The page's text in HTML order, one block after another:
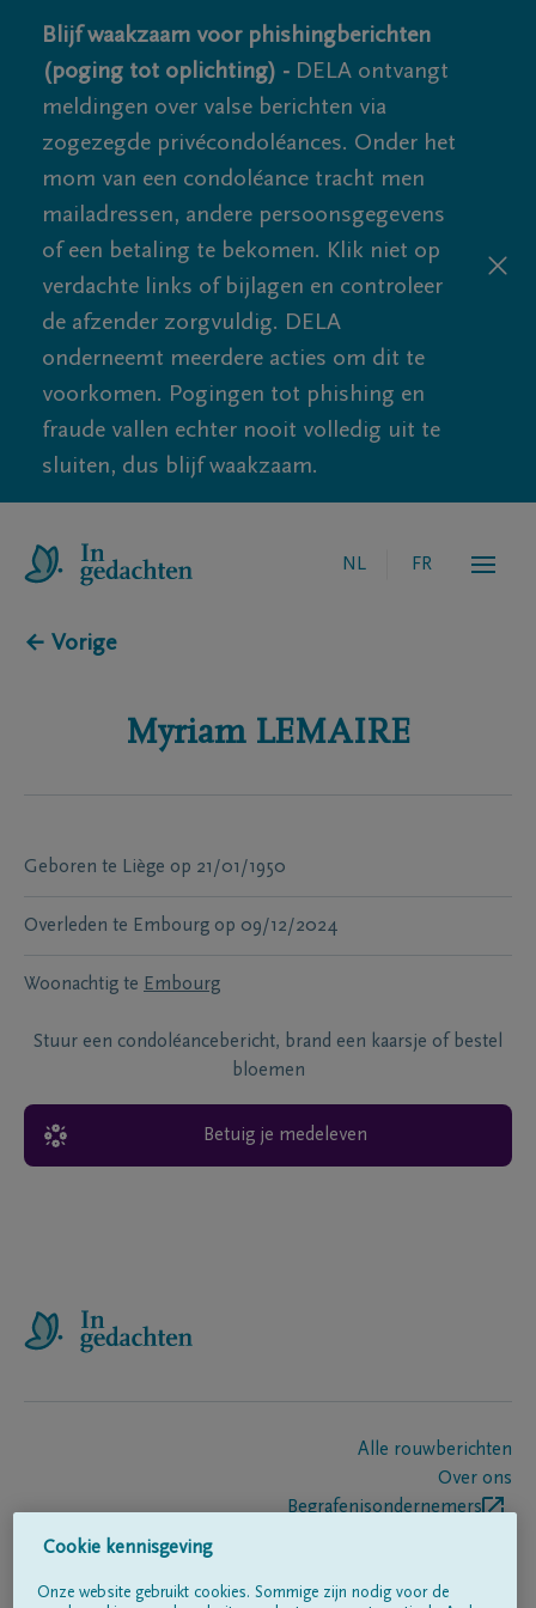
Blijf waakzaam voor phishingberichten
(poging tot oplichting) - DELA ontvangt
meldingen over valse berichten via
zogezegde privécondoléances. Onder het
mom van een condoléance tracht men
mailadressen, andere persoonsgegevens
of een betaling te bekomen. Klik niet op
verdachte links of bijlagen en controleer
de afzender zorgvuldig. DELA
onderneemt meerdere acties om dit te
voorkomen. Pogingen tot phishing en
fraude vallen echter nooit volledig uit te
sluiten, dus blijf waakzaam.
NL FR
← Vorige
Myriam LEMAIRE
Geboren te Liège op 21/01/1950
Overleden te Embourg op 09/12/2024
Woonachtig te Embourg
Stuur een condoléancebericht, brand een kaarsje of bestel
bloemen
Betuig je medeleven
Alle rouwberichten
Over ons
Begrafenisondernemers
Cookie kennisgeving
Onze website gebruikt cookies. Sommige zijn nodig voor de